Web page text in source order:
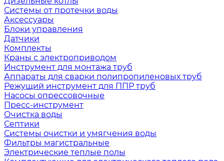
Системы от протечки воды
Аксессуары
Блоки управления
Датчики
Комплекты
Краны с электроприводом
Инструмент для монтажа труб
Аппараты для сварки полипропиленовых труб
Режущий инструмент для ППР труб
Насосы опрессовочные
Пресс-инструмент
Очистка воды
Септики
Системы очистки и умягчения воды
Фильтры магистральные
Электрические теплые полы